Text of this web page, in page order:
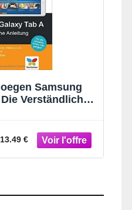
Samsung
Verständliche
13.49 €